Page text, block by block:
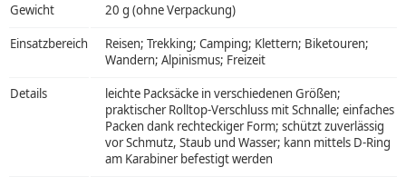
Gewicht 20 g (ohne Verpackung)
Einsatzbereich
Reisen; Trekking; Camping; Klettern; Biketouren;
Wandern; Alpinismus; Freizeit
Details
leichte Packsäcke in verschiedenen Größen;
praktischer Rolltop-Verschluss mit Schnalle; einfaches
Packen dank rechteckiger Form; schützt zuverlässig
vor Schmutz, Staub und Wasser; kann mittels D-Ring
am Karabiner befestigt werden